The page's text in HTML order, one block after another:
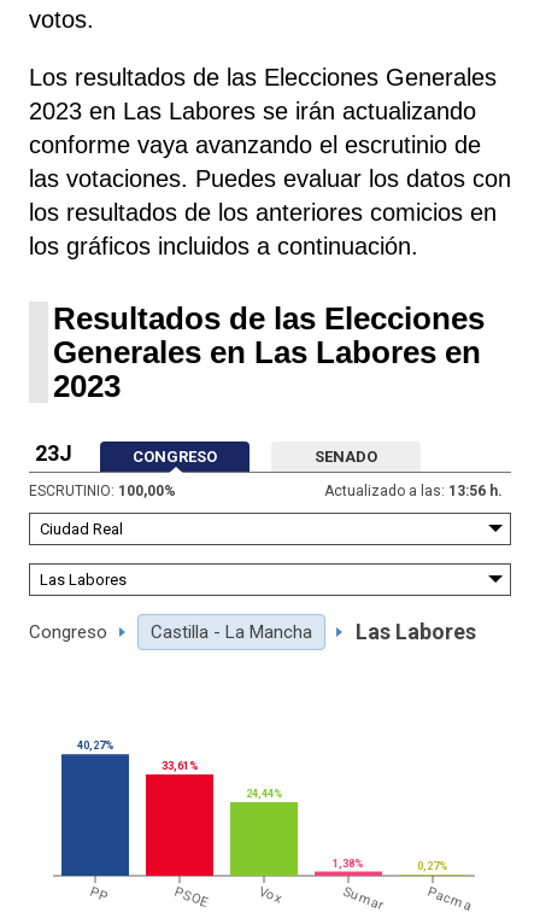
votos.
Los resultados de las Elecciones Generales
2023 en Las Labores se irán actualizando
conforme vaya avanzando el escrutinio de
las votaciones. Puedes evaluar los datos con
los resultados de los anteriores comicios en
los gráficos incluidos a continuación.
Resultados de las Elecciones
Generales en Las Labores en
2023
23J CONGRESO SENADO
ESCRUTINIO: 100,00% Actualizado a las: 13:56 h.
Congreso Castilla - La Mancha Las Labores
PP PSOE Vox Sumar Pacma
40,27%
33,61%
24,44%
1,38% 0,27%